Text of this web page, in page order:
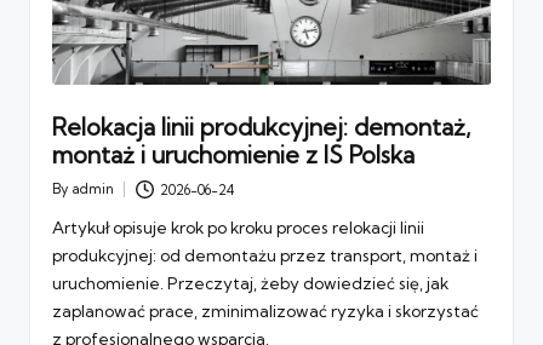
Relokacja linii produkcyjnej: demontaż,
montaż i uruchomienie z IS Polska
Posted
By admin 2026-06-24
Artykuł opisuje krok po kroku proces relokacji linii
produkcyjnej: od demontażu przez transport, montaż i
uruchomienie. Przeczytaj, żeby dowiedzieć się, jak
zaplanować prace, zminimalizować ryzyka i skorzystać
z profesjonalnego wsparcia.